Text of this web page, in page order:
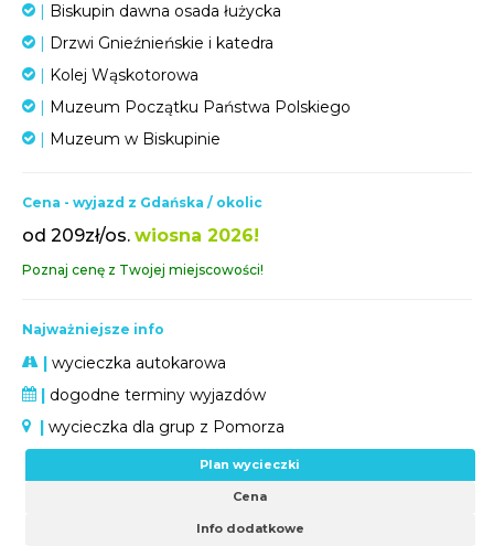
Biskupin dawna osada łużycka
Drzwi Gnieźnieńskie i katedra
Kolej Wąskotorowa
Muzeum Początku Państwa Polskiego
Muzeum w Biskupinie
Cena - wyjazd z Gdańska / okolic
od 209zł/os. wiosna 2026!
Poznaj cenę z Twojej miejscowości!
Najważniejsze info
wycieczka autokarowa
dogodne terminy wyjazdów
wycieczka dla grup z Pomorza
Plan wycieczki
Cena
Info dodatkowe